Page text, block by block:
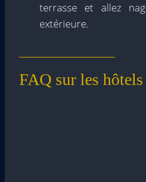
terrasse et allez
extérieure.
FAQ sur les